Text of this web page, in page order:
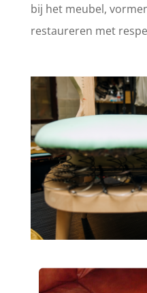
bij het meubel,
restaureren met